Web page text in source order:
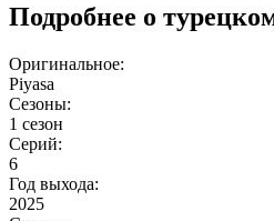
Подробнее о
Оригинальное:
Piyasa
Сезоны:
1 сезон
Серий:
6
Год выхода:
2025